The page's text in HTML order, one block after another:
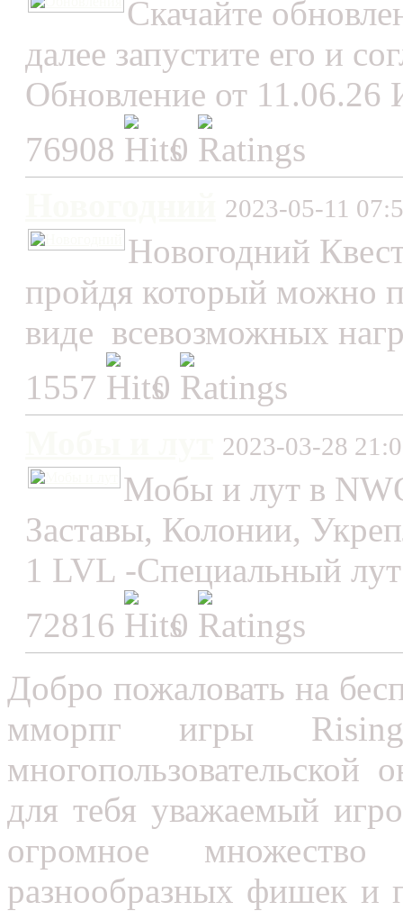
Скачайте
далее запустите его и
Обновление от 11.06.26
76908
0
2023-05-11
Новогодний
пройдя который можно
виде всевозможных
1557
0
2023-03-28
Мобы и лут в
Заставы, Колонии,
1 LVL -Специальный
72816
0
Добро пожаловать на
мморпг игры
для тебя уважаемый
огромное
разнообразных фишек и